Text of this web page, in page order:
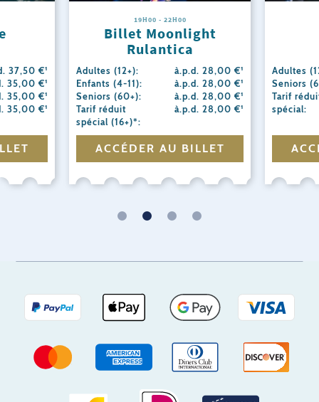
37,50 €¹
35,00 €¹
35,00 €¹
35,00 €¹
19H00 - 22H00
Billet Moonlight
Rulantica
Adultes (12+):
à.p.d. 28,00 €¹
Enfants (4-11):
à.p.d. 28,00 €¹
Seniors (60+):
à.p.d. 28,00 €¹
Tarif réduit
spécial (16+)*:
à.p.d. 28,00 €¹
ACCÉDER AU BILLET
Adultes
Seniors
Tarif
spécial: